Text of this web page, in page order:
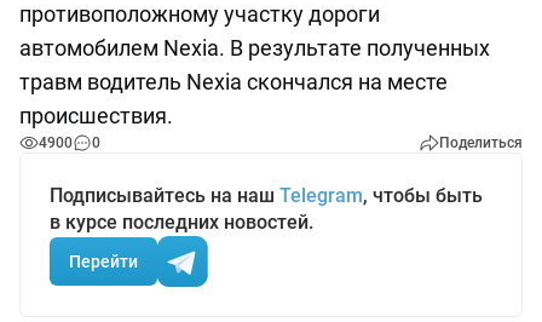
противоположному участку дороги
автомобилем Nexia. В результате полученных
травм водитель Nexia скончался на месте
происшествия.
4900 0 Поделиться
Подписывайтесь на наш Telegram, чтобы быть
в курсе последних новостей.
Перейти